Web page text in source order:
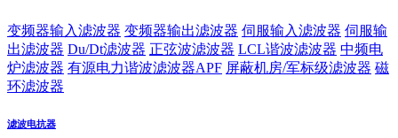
变频器输入滤波器 变频器输出滤波器 伺服输入滤波器 伺服输
出滤波器 Du/Dt滤波器 正弦波滤波器 LCL谐波滤波器 中频电
炉滤波器 有源电力谐波滤波器APF 屏蔽机房/军标级滤波器 磁
环滤波器
滤波电抗器